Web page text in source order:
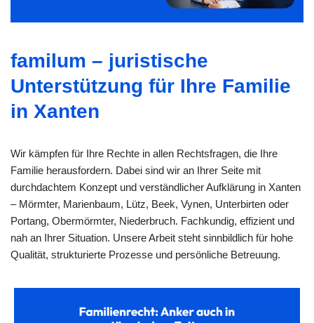
familum – juristische
Unterstützung für Ihre Familie
in Xanten
Wir kämpfen für Ihre Rechte in allen Rechtsfragen, die Ihre
Familie herausfordern. Dabei sind wir an Ihrer Seite mit
durchdachtem Konzept und verständlicher Aufklärung in Xanten
– Mörmter, Marienbaum, Lütz, Beek, Vynen, Unterbirten oder
Portang, Obermörmter, Niederbruch. Fachkundig, effizient und
nah an Ihrer Situation. Unsere Arbeit steht sinnbildlich für hohe
Qualität, strukturierte Prozesse und persönliche Betreuung.